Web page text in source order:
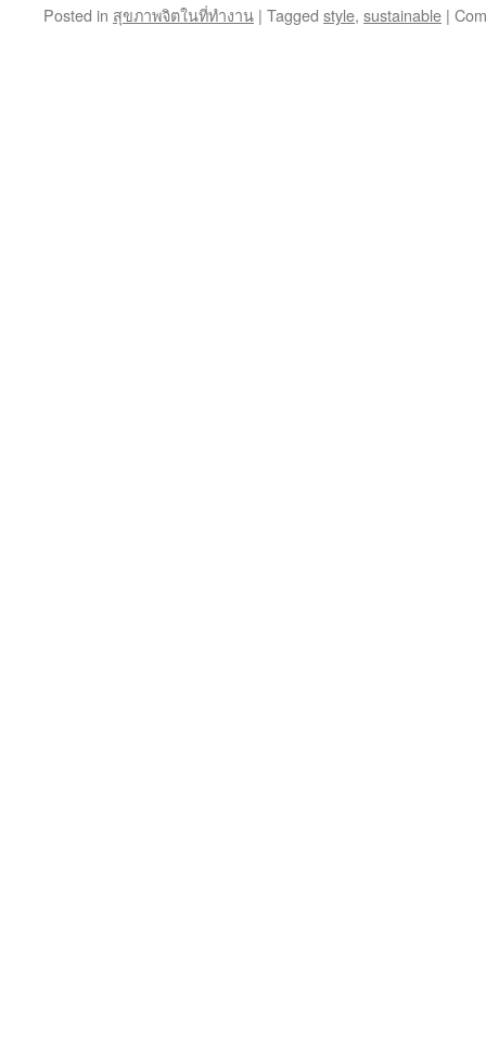
Posted in สุขภาพจิตในที่ทำงาน | Tagged style, sustainable |